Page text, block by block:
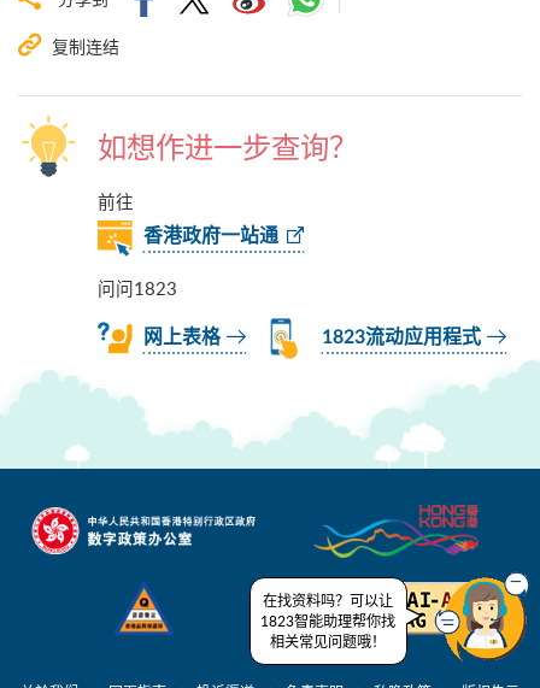
复制连结
如想作进一步查询？
前往
香港政府一站通
问问1823
网上表格 1823流动应用程式
在找资料吗？可以让
1823智能助理帮你找
相关常见问题哦！